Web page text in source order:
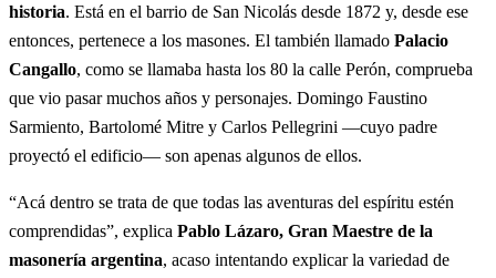
historia. Está en el barrio de San Nicolás desde 1872 y, desde ese
entonces, pertenece a los masones. El también llamado Palacio
Cangallo, como se llamaba hasta los 80 la calle Perón, comprueba
que vio pasar muchos años y personajes. Domingo Faustino
Sarmiento, Bartolomé Mitre y Carlos Pellegrini —cuyo padre
proyectó el edificio— son apenas algunos de ellos.
“Acá dentro se trata de que todas las aventuras del espíritu estén
comprendidas”, explica Pablo Lázaro, Gran Maestre de la
masonería argentina, acaso intentando explicar la variedad de